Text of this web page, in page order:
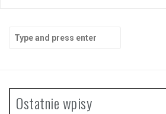
for:
Ostatnie wpisy